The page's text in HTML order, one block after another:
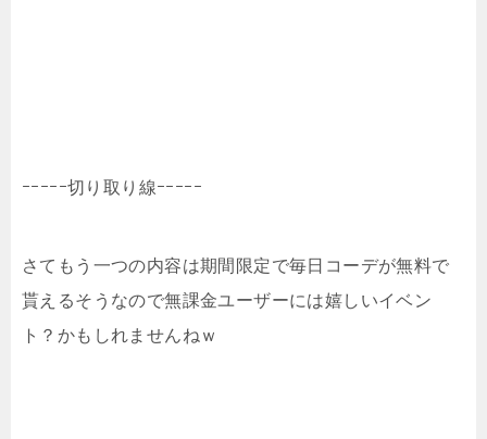
ｰｰｰｰｰ切り取り線ｰｰｰｰｰ
さてもう一つの内容は期間限定で毎日コーデが無料で
貰えるそうなので無課金ユーザーには嬉しいイベン
ト？かもしれませんねｗ